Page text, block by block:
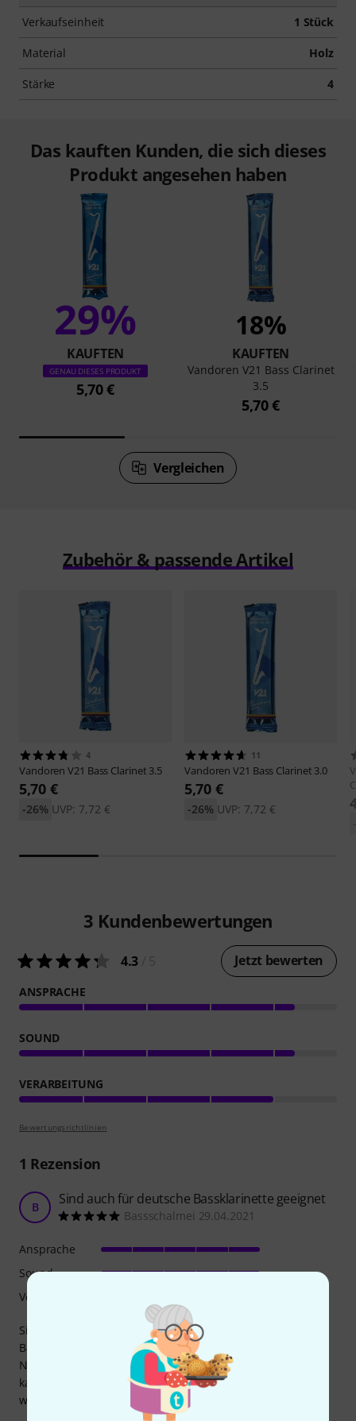
Verkaufseinheit 1 Stück
Material Holz
Stärke 4
Das kauften Kunden, die sich dieses
Produkt angesehen haben
29%
KAUFTEN
GENAU DIESES PRODUKT
5,70 €
18%
KAUFTEN
Vandoren V21 Bass Clarinet
3.5
5,70 €
Vergleichen
Zubehör & passende Artikel
4
VandorenV21 Bass Clarinet 3.5
5,70 €
UVP: 7,72 €
-26%
11
VandorenV21 Bass Clarinet 3.0
5,70 €
UVP: 7,72 €
-26%
3 Kundenbewertungen
4.3 Jetzt bewerten
ANSPRACHE
SOUND
VERARBEITUNG
Bewertungsrichtlinien
1 Rezension
B Sind auch für deutsche Bassklarinette geeignet
Bassschalmei 29.04.2021
Sind etwas schmaler geschnitten als andere Böhm-
Bassklarinetten-Blätter (z.B. Vandoren Classic). Für mein
Nick AIDA waren die Blätter minimalst zu lang, aber das
kann mit nur wenigen Zügen über die Feile angepasst
werden.
Ansprache
Sound
Verarbeitung